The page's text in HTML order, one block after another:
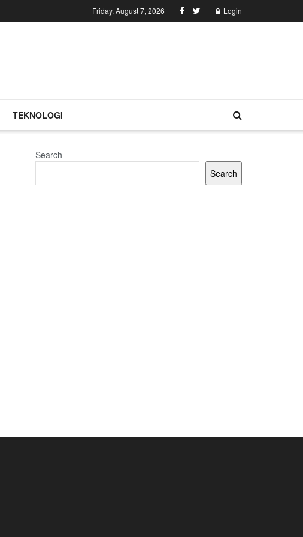
Friday, August 7, 2026 Login
TEKNOLOGI
Search
Search